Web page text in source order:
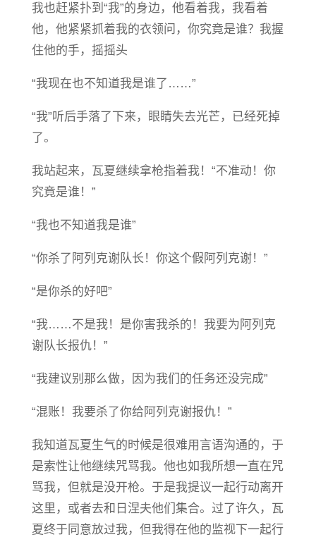
我也赶紧扑到“我”的身边，他看着我，我看着
他，他紧紧抓着我的衣领问，你究竟是谁？我握
住他的手，摇摇头
“我现在也不知道我是谁了……”
“我”听后手落了下来，眼睛失去光芒，已经死掉
了。
我站起来，瓦夏继续拿枪指着我！“不准动！你
究竟是谁！”
“我也不知道我是谁”
“你杀了阿列克谢队长！你这个假阿列克谢！”
“是你杀的好吧”
“我……不是我！是你害我杀的！我要为阿列克
谢队长报仇！”
“我建议别那么做，因为我们的任务还没完成”
“混账！我要杀了你给阿列克谢报仇！”
我知道瓦夏生气的时候是很难用言语沟通的，于
是索性让他继续咒骂我。他也如我所想一直在咒
骂我，但就是没开枪。于是我提议一起行动离开
这里，或者去和日涅夫他们集合。过了许久，瓦
夏终于同意放过我，但我得在他的监视下一起行